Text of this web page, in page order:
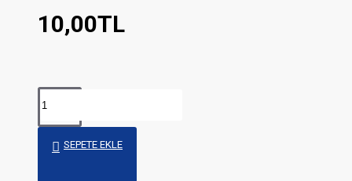
10,00TL
SEPETE EKLE